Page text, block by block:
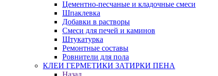
Цементно-песчаные и кладочные смеси
Шпаклевка
Добавки в растворы
Смеси для печей и каминов
Штукатурка
Ремонтные составы
Ровнители для пола
КЛЕИ ГЕРМЕТИКИ ЗАТИРКИ ПЕНА
Назад